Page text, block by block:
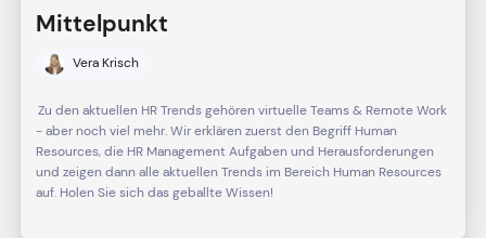
Mittelpunkt
Vera Krisch
Zu den aktuellen HR Trends gehören virtuelle Teams & Remote Work
- aber noch viel mehr. Wir erklären zuerst den Begriff Human
Resources, die HR Management Aufgaben und Herausforderungen
und zeigen dann alle aktuellen Trends im Bereich Human Resources
auf. Holen Sie sich das geballte Wissen!